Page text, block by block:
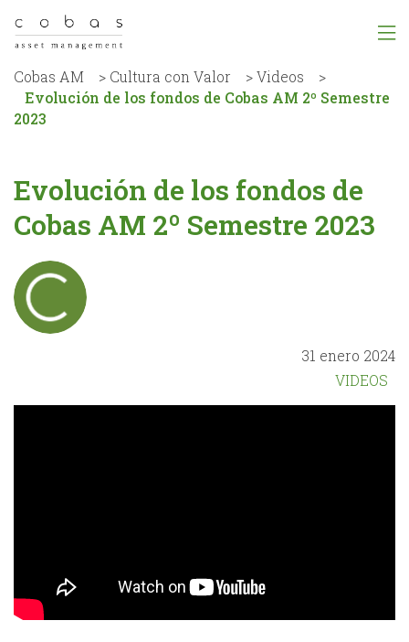
Cobas AM > Cultura con Valor >Videos
>
Evolución de los fondos de Cobas AM 2º Semestre
2023
Evolución de los fondos de
Cobas AM 2º Semestre 2023
31 enero 2024
VIDEOS